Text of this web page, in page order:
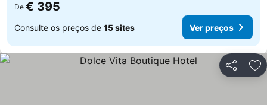
De € 395
Consulte os preços de 15 sites Ver preços
Partilhar